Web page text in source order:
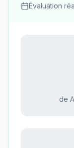
Évaluation
de